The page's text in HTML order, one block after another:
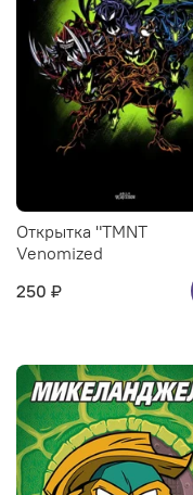
Открытка "TMNT
Venomized
250 ₽